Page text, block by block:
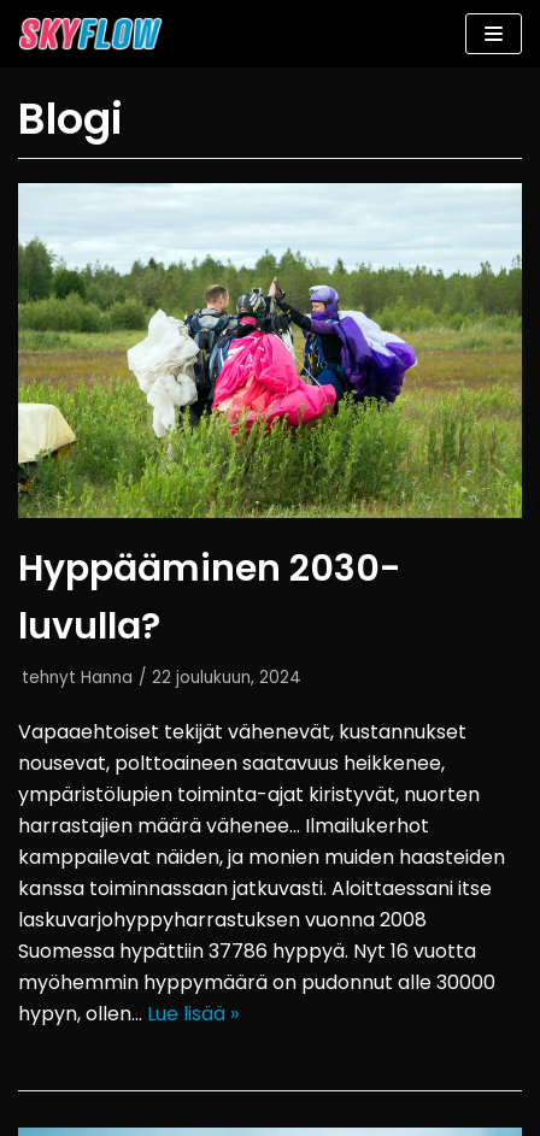
Siirry
suoraan
Blogi
Hyppääminen 2030-
luvulla?
tehnyt Hanna 22 joulukuun, 2024
Vapaaehtoiset tekijät vähenevät, kustannukset
nousevat, polttoaineen saatavuus heikkenee,
ympäristölupien toiminta-ajat kiristyvät, nuorten
harrastajien määrä vähenee… Ilmailukerhot
kamppailevat näiden, ja monien muiden haasteiden
kanssa toiminnassaan jatkuvasti. Aloittaessani itse
laskuvarjohyppyharrastuksen vuonna 2008
Suomessa hypättiin 37786 hyppyä. Nyt 16 vuotta
myöhemmin hyppymäärä on pudonnut alle 30000
hypyn, ollen… Lue lisää »